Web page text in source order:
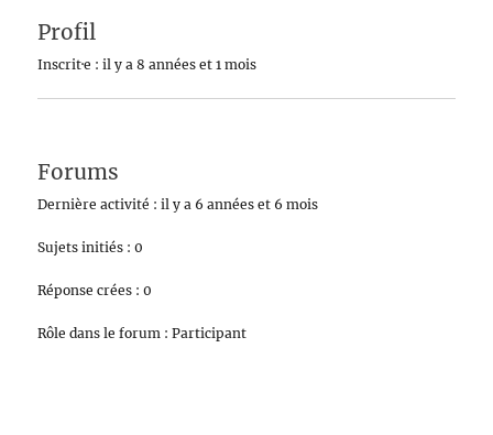
Profil
Inscrit·e : il y a 8 années et 1 mois
Forums
Dernière activité : il y a 6 années et 6 mois
Sujets initiés : 0
Réponse crées : 0
Rôle dans le forum : Participant